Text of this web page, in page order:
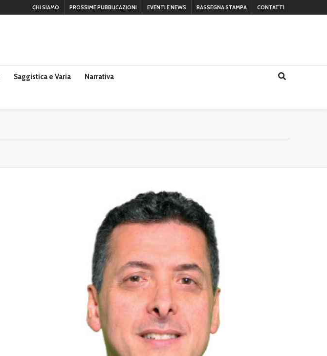
CHI SIAMO PROSSIME PUBBLICAZIONI EVENTI E NEWS RASSEGNA STAMPA CONTATTI
Saggistica e Varia Narrativa